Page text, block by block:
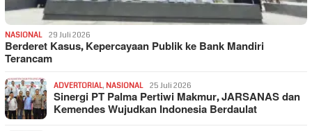
NASIONAL 29 Juli 2026
Berderet Kasus, Kepercayaan Publik ke Bank Mandiri
Terancam
ADVERTORIAL, NASIONAL 25 Juli 2026
Sinergi PT Palma Pertiwi Makmur, JARSANAS dan
Kemendes Wujudkan Indonesia Berdaulat